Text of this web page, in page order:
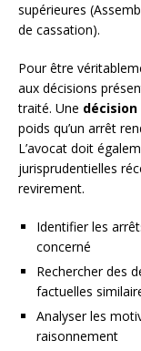
supérieures
de cassation).
Pour être
aux décisions
traité. Une
poids qu’un arrêt
L’avocat doit
jurisprudentielles
revirement.
Identifier les
concerné
Rechercher des
factuelles
Analyser les
raisonnement